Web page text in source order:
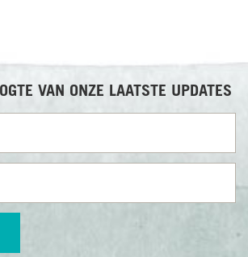
VAN ONZE LAATSTE UPDATES